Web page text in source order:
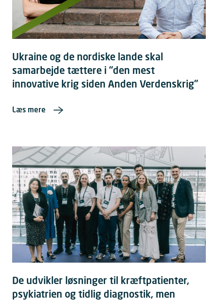
Ukraine og de nordiske lande skal
samarbejde tættere i “den mest
innovative krig siden Anden Verdenskrig”
Læs mere
De udvikler løsninger til kræftpatienter,
psykiatrien og tidlig diagnostik, men